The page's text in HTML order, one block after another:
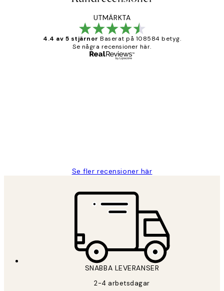
UTMÄRKTA
4.4 av 5 stjärnor Baserat på 108584 betyg.
Se några recensioner här.
Se fler recensioner här
SNABBA LEVERANSER
2-4 arbetsdagar